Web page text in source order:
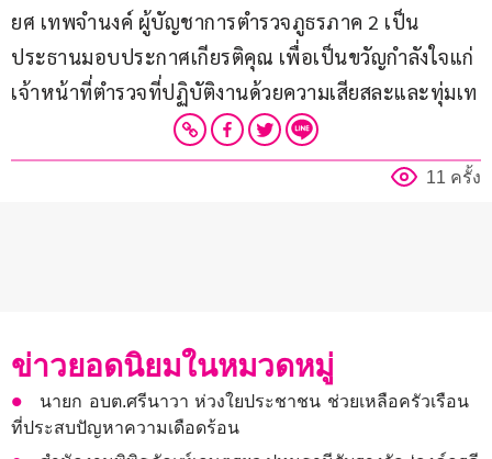
ยศ เทพจำนงค์ ผู้บัญชาการตำรวจภูธรภาค 2 เป็น
ประธานมอบประกาศเกียรติคุณ เพื่อเป็นขวัญกำลังใจแก่
เจ้าหน้าที่ตำรวจที่ปฏิบัติงานด้วยความเสียสละและทุ่มเท
11 ครั้ง
ข่าวยอดนิยมในหมวดหมู่
นายก อบต.ศรีนาวา ห่วงใยประชาชน ช่วยเหลือครัวเรือน
ที่ประสบปัญหาความเดือดร้อน